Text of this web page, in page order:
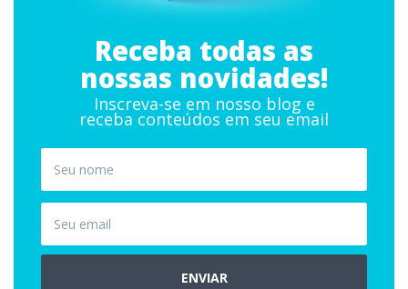
Receba todas as
nossas novidades!
Inscreva-se em nosso blog e
receba conteúdos em seu email
ENVIAR